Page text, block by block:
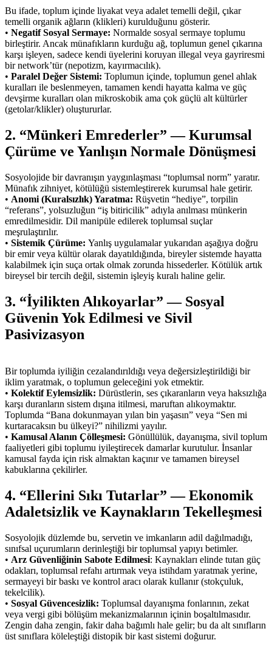
Bu ifade, toplum içinde liyakat veya adalet temelli değil, çıkar
temelli organik ağların (klikleri) kurulduğunu gösterir.
• Negatif Sosyal Sermaye: Normalde sosyal sermaye toplumu
birleştirir. Ancak münafıkların kurduğu ağ, toplumun genel çıkarına
karşı işleyen, sadece kendi üyelerini koruyan illegal veya gayriresmi
bir network’tür (nepotizm, kayırmacılık).
• Paralel Değer Sistemi: Toplumun içinde, toplumun genel ahlak
kuralları ile beslenmeyen, tamamen kendi hayatta kalma ve güç
devşirme kuralları olan mikroskobik ama çok güçlü alt kültürler
(getolar/klikler) oluştururlar.
2. “Münkeri Emrederler” — Kurumsal
Çürüme ve Yanlışın Normale Dönüşmesi
Sosyolojide bir davranışın yaygınlaşması “toplumsal norm” yaratır.
Münafık zihniyet, kötülüğü sistemleştirerek kurumsal hale getirir.
• Anomi (Kuralsızlık) Yaratma: Rüşvetin “hediye”, torpilin
“referans”, yolsuzluğun “iş bitiricilik” adıyla anılması münkerin
emredilmesidir. Dil manipüle edilerek toplumsal suçlar
meşrulaştırılır.
• Sistemik Çürüme: Yanlış uygulamalar yukarıdan aşağıya doğru
bir emir veya kültür olarak dayatıldığında, bireyler sistemde hayatta
kalabilmek için suça ortak olmak zorunda hissederler. Kötülük artık
bireysel bir tercih değil, sistemin işleyiş kuralı haline gelir.
3. “İyilikten Alıkoyarlar” — Sosyal
Güvenin Yok Edilmesi ve Sivil
Pasivizasyon
Bir toplumda iyiliğin cezalandırıldığı veya değersizleştirildiği bir
iklim yaratmak, o toplumun geleceğini yok etmektir.
• Kolektif Eylemsizlik: Dürüstlerin, ses çıkaranların veya haksızlığa
karşı duranların sistem dışına itilmesi, maruftan alıkoymaktır.
Toplumda “Bana dokunmayan yılan bin yaşasın” veya “Sen mi
kurtaracaksın bu ülkeyi?” nihilizmi yayılır.
• Kamusal Alanın Çölleşmesi: Gönüllülük, dayanışma, sivil toplum
faaliyetleri gibi toplumu iyileştirecek damarlar kurutulur. İnsanlar
kamusal fayda için risk almaktan kaçınır ve tamamen bireysel
kabuklarına çekilirler.
4. “Ellerini Sıkı Tutarlar” — Ekonomik
Adaletsizlik ve Kaynakların Tekelleşmesi
Sosyolojik düzlemde bu, servetin ve imkanların adil dağılmadığı,
sınıfsal uçurumların derinleştiği bir toplumsal yapıyı betimler.
• Arz Güvenliğinin Sabote Edilmesi: Kaynakları elinde tutan güç
odakları, toplumsal refahı artırmak veya istihdam yaratmak yerine,
sermayeyi bir baskı ve kontrol aracı olarak kullanır (stokçuluk,
tekelcilik).
• Sosyal Güvencesizlik: Toplumsal dayanışma fonlarının, zekat
veya vergi gibi bölüşüm mekanizmalarının içinin boşaltılmasıdır.
Zengin daha zengin, fakir daha bağımlı hale gelir; bu da alt sınıfların
üst sınıflara köleleştiği distopik bir kast sistemi doğurur.